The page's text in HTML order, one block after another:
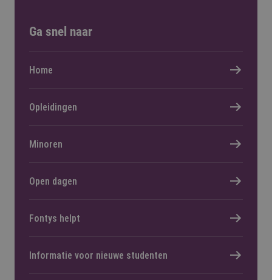
Ga snel naar
Home
Opleidingen
Minoren
Open dagen
Fontys helpt
Informatie voor nieuwe studenten